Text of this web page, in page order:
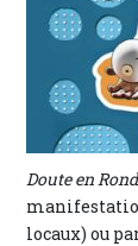
Doute en
locaux) ou